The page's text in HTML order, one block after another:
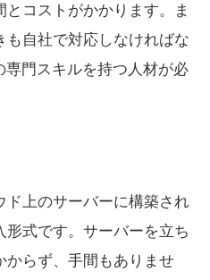
コストがかかります。ま
も自社で対応しなければな
専門スキルを持つ人材が必
上のサーバーに構築され
形式です。サーバーを立ち
からず、手間もありませ